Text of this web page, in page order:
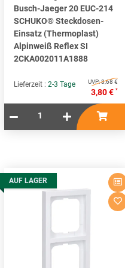
Busch-Jaeger 20 EUC-214
SCHUKO® Steckdosen-
Einsatz (Thermoplast)
Alpinweiß Reflex SI
2CKA002011A1888
Lieferzeit : 2-3 Tage UVP:8,68 €
3,80 € *
AUF LAGER